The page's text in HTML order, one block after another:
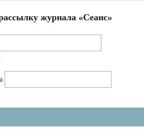
журнала «Сеанс»